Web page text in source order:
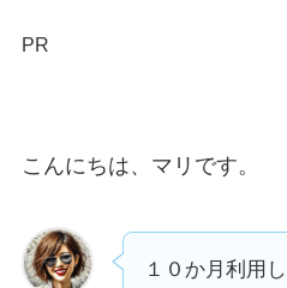
PR
こんにちは、マリです。
１０か月利用